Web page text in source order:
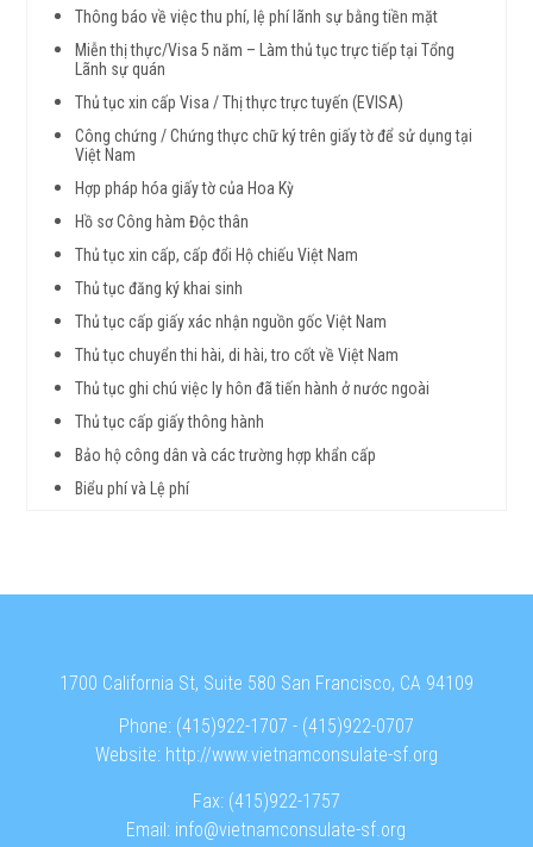
Thông báo về việc thu phí, lệ phí lãnh sự bằng tiền mặt
Miễn thị thực/Visa 5 năm – Làm thủ tục trực tiếp tại Tổng
Lãnh sự quán
Thủ tục xin cấp Visa / Thị thực trực tuyến (EVISA)
Công chứng / Chứng thực chữ ký trên giấy tờ để sử dụng tại
Việt Nam
Hợp pháp hóa giấy tờ của Hoa Kỳ
Hồ sơ Công hàm Độc thân
Thủ tục xin cấp, cấp đổi Hộ chiếu Việt Nam
Thủ tục đăng ký khai sinh
Thủ tục cấp giấy xác nhận nguồn gốc Việt Nam
Thủ tục chuyển thi hài, di hài, tro cốt về Việt Nam
Thủ tục ghi chú việc ly hôn đã tiến hành ở nước ngoài
Thủ tục cấp giấy thông hành
Bảo hộ công dân và các trường hợp khẩn cấp
Biểu phí và Lệ phí
1700 California St, Suite 580 San Francisco, CA 94109
Phone: (415)922-1707 - (415)922-0707
Website: http://www.vietnamconsulate-sf.org
Fax: (415)922-1757
Email: info@vietnamconsulate-sf.org